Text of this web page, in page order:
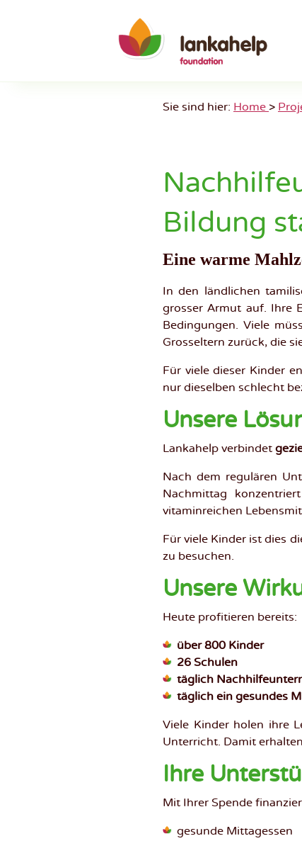
Sie sind hier: Home >
Bildung
Eine warme
In den ländlichen
grosser Armut auf. Ihre
Bedingungen. Viele
Grosseltern zurück, die
Für viele dieser Kinder
nur dieselben schlecht
Unsere
Lankahelp verbindet
Nach dem regulären
Nachmittag
vitaminreichen
Für viele Kinder ist dies
zu besuchen.
Unsere
Heute profitieren bereits:
über 800 Kinder
26 Schulen
täglich
täglich ein gesundes
Viele Kinder holen ihre
Unterricht. Damit
Ihre
Mit Ihrer Spende
gesunde Mittagessen